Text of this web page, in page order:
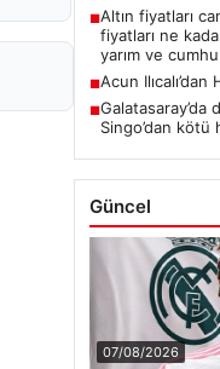
■Altın fiyatları
fiyatları ne
yarım ve
■Acun
■Galatasaray’da
Singo’dan kötü
Güncel
07/08/2026